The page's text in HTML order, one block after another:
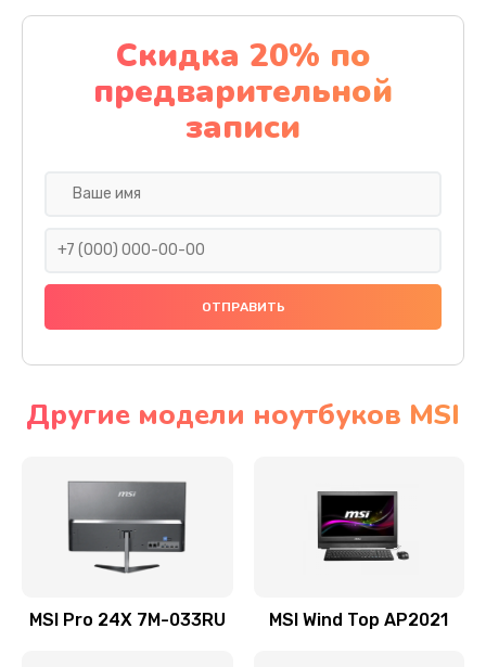
Заказать
Замена северного моста
1950 руб.
Заказать
Замена шлейфа матрицы
Замена системы охлаждения
Скидка 20% по
предварительной
записи
Другие модели ноутбуков MSI
MSI Pro 24X 7M-033RU MSI Wind Top AP2021